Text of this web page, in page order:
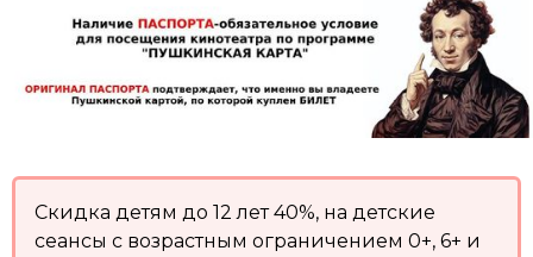
Скидка детям до 12 лет 40%, на детские
сеансы с возрастным ограничением 0+, 6+ и